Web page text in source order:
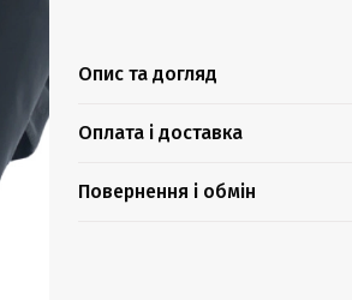
Опис та догляд
Оплата і доставка
Повернення і обмін